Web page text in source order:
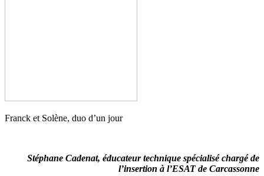
Franck et Solène, duo d’un jour
Stéphane Cadenat, éducateur technique spécialisé chargé de
l’insertion à l’ESAT de Carcassonne